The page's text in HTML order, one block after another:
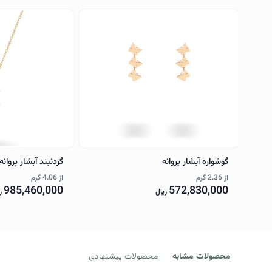
گوشواره آبشار پروانه
از2.36 گرم
572,830,000 ریال
گردنبند آبشار پروانه
از4.06 گرم
985,460,000
محصولات مشابه محصولات پیشنهادی